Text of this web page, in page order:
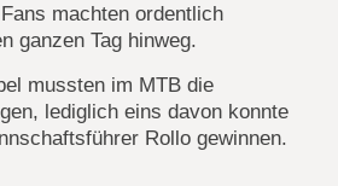
machten ordentlich
ganzen Tag hinweg.
mussten im MTB die
lediglich eins davon konnte
Rollo gewinnen.